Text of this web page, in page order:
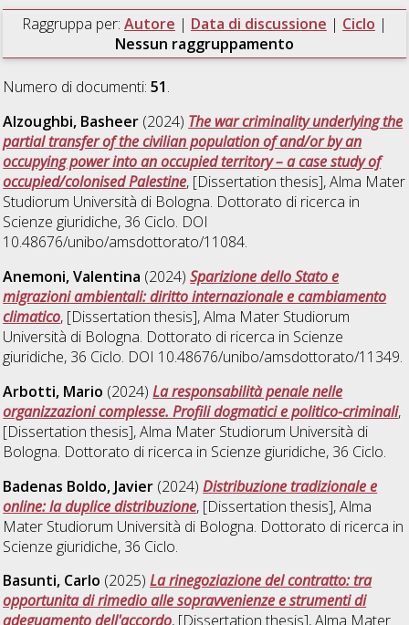
Raggruppa per: Autore | Data di discussione | Ciclo |
Nessun raggruppamento
Numero di documenti:51.
Alzoughbi, Basheer (2024) The war criminality underlying the
partial transfer of the civilian population of and/or by an
occupying power into an occupied territory – a case study of
occupied/colonised Palestine, [Dissertation thesis], Alma Mater
Studiorum Università di Bologna. Dottorato di ricerca in
Scienze giuridiche, 36 Ciclo. DOI
10.48676/unibo/amsdottorato/11084.
Anemoni, Valentina (2024)Sparizione dello Stato e
migrazioni ambientali: diritto internazionale e cambiamento
climatico, [Dissertation thesis], Alma Mater Studiorum
Università di Bologna. Dottorato di ricerca in Scienze
giuridiche, 36 Ciclo. DOI 10.48676/unibo/amsdottorato/11349.
Arbotti, Mario (2024)La responsabilità penale nelle
organizzazioni complesse. Profili dogmatici e politico-criminali,
[Dissertation thesis], Alma Mater Studiorum Università di
Bologna. Dottorato di ricerca in Scienze giuridiche, 36 Ciclo.
Badenas Boldo, Javier (2024)Distribuzione tradizionale e
online: la duplice distribuzione, [Dissertation thesis], Alma
Mater Studiorum Università di Bologna. Dottorato di ricerca in
Scienze giuridiche, 36 Ciclo.
Basunti, Carlo (2025)La rinegoziazione del contratto: tra
opportunita di rimedio alle sopravvenienze e strumenti di
adeguamento dell'accordo, [Dissertation thesis], Alma Mater